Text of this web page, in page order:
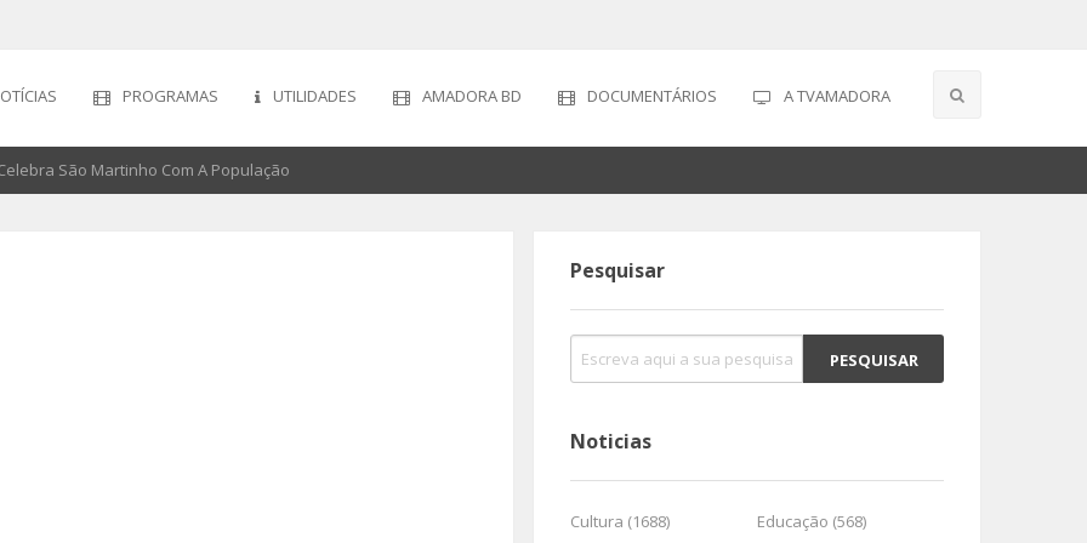
PROGRAMAS UTILIDADES AMADORA BD DOCUMENTÁRIOS A TVAMADORA
São Martinho Com A População
Pesquisar
Noticias
Cultura (1688)
Educação (568)